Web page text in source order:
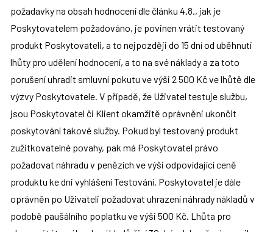
požadavky na obsah hodnocení dle článku 4.8., jak je
Poskytovatelem požadováno, je povinen vrátit testovaný
produkt Poskytovateli, a to nejpozději do 15 dní od uběhnutí
lhůty pro udělení hodnocení, a to na své náklady a za toto
porušení uhradit smluvní pokutu ve výši 2 500 Kč ve lhůtě dle
výzvy Poskytovatele. V případě, že Uživatel testuje službu,
jsou Poskytovatel či Klient okamžitě oprávněni ukončit
poskytování takové služby. Pokud byl testovaný produkt
zužitkovatelné povahy, pak má Poskytovatel právo
požadovat náhradu v penězích ve výši odpovídající ceně
produktu ke dni vyhlášení Testování. Poskytovatel je dále
oprávněn po Uživateli požadovat uhrazení náhrady nákladů v
podobě paušálního poplatku ve výši 500 Kč. Lhůta pro